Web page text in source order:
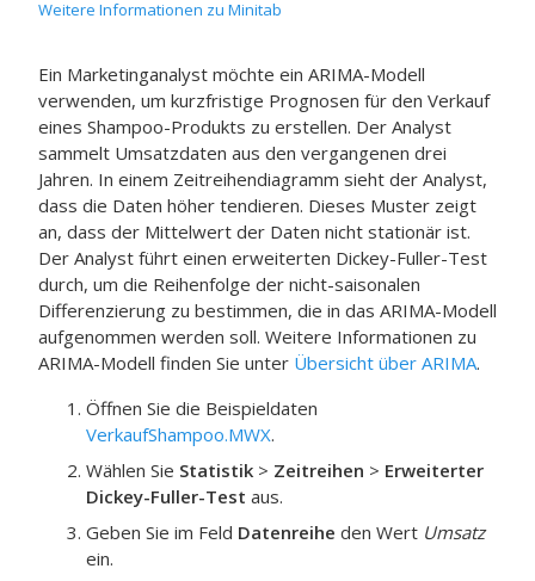
Weitere Informationen zu Minitab
Ein Marketinganalyst möchte ein ARIMA-Modell
verwenden, um kurzfristige Prognosen für den Verkauf
eines Shampoo-Produkts zu erstellen. Der Analyst
sammelt Umsatzdaten aus den vergangenen drei
Jahren. In einem Zeitreihendiagramm sieht der Analyst,
dass die Daten höher tendieren. Dieses Muster zeigt
an, dass der Mittelwert der Daten nicht stationär ist.
Der Analyst führt einen erweiterten Dickey-Fuller-Test
durch, um die Reihenfolge der nicht-saisonalen
Differenzierung zu bestimmen, die in das ARIMA-Modell
aufgenommen werden soll. Weitere Informationen zu
ARIMA-Modell finden Sie unter Übersicht über ARIMA.
Öffnen Sie die Beispieldaten
VerkaufShampoo.MWX.
Wählen Sie Statistik > Zeitreihen > Erweiterter
Dickey-Fuller-Test aus.
Geben Sie im Feld Datenreihe den Wert Umsatz
ein.